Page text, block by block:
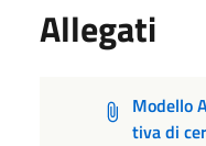
Allegati
Modello
tiva di